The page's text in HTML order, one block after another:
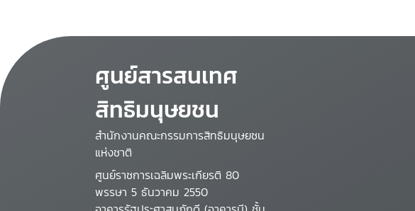
ศูนย์สารสนเทศ
สิทธิมนุษยชน
สำนักงานคณะกรรมการสิทธิมนุษยชน
แห่งชาติ
ศูนย์ราชการเฉลิมพระเกียรติ 80
พรรษา 5 ธันวาคม 2550